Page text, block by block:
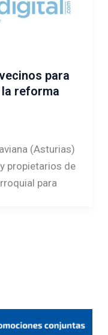
para
la reforma
(Asturias)
propietarios de
para